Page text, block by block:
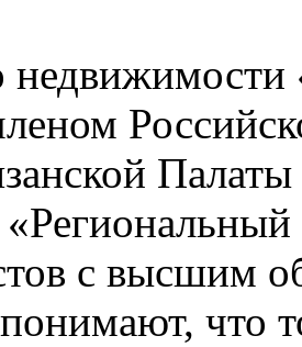
с высшим
понимают, что